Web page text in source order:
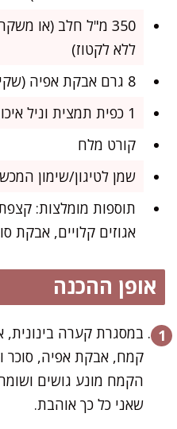
350 מ"ל חלב (או
ללא לקטוז)
8 גרם אבקת אפיה (שקית אחת)
1 כפית תמצית וניל איכותית
קורט מלח
שמן לטיגון/שימון
תוספות מומלצות:
אגוזים קלויים, אבקת
אופן ההכנה
במסגרת קערה
קמח, אבקת אפיה, סוכר
הקמח מונע גושים
שאני כל כך אוהבת.